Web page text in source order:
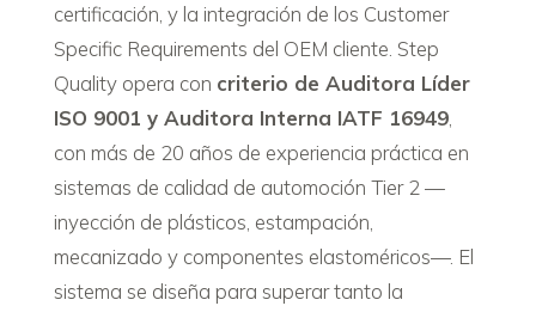
certificación, y la integración de los Customer
Specific Requirements del OEM cliente. Step
Quality opera con criterio de Auditora Líder
ISO 9001 y Auditora Interna IATF 16949,
con más de 20 años de experiencia práctica en
sistemas de calidad de automoción Tier 2 —
inyección de plásticos, estampación,
mecanizado y componentes elastoméricos—. El
sistema se diseña para superar tanto la